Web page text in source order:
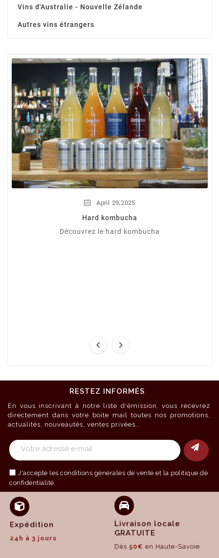
Vins d'Australie - Nouvelle Zélande
Autres vins étrangers
April 29,2025
Hard kombucha
Découvrez le hard kombucha
 
RESTEZ INFORMÉS
En vous inscrivant à notre liste d'émission, vous recevrez
directement dans votre boite mail toutes nos promotions,
actualités, nouveautés, ventes privées...
J'accepte les conditions générales de vente et la politique de
confidentialité
Expédition
24h à 3 jours
Livraison locale
GRATUITE
Dès 50€ en Haute-Savoie